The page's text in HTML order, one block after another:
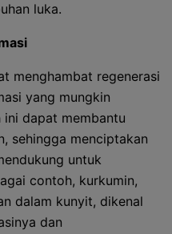
luka.
menghambat regenerasi
yang mungkin
dapat membantu
sehingga menciptakan
untuk
contoh, kurkumin,
dalam kunyit, dikenal
dan